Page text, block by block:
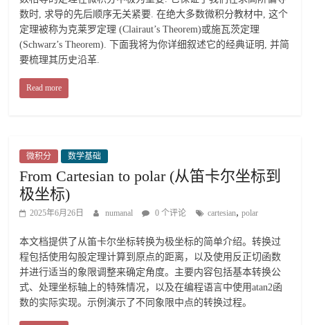
数时, 求导的先后顺序无关紧要. 在绝大多数微积分教材中, 这个
定理被称为克莱罗定理 (Clairaut’s Theorem)或施瓦茨定理
(Schwarz’s Theorem). 下面我将为你详细叙述它的经典证明, 并简
要梳理其历史沿革.
Read more
微积分 数学基础
From Cartesian to polar (从笛卡尔坐标到
极坐标)
2025年6月26日 numanal 0 个评论 cartesian,polar
本文档提供了从笛卡尔坐标转换为极坐标的简单介绍。转换过
程包括使用勾股定理计算到原点的距离，以及使用反正切函数
并进行适当的象限调整来确定角度。主要内容包括基本转换公
式、处理坐标轴上的特殊情况，以及在编程语言中使用atan2函
数的实际实现。示例演示了不同象限中点的转换过程。